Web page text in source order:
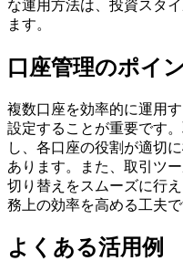
な運用方法は、投資スタ
ます。
口座管理のポイ
複数口座を効率的に運用
設定することが重要です
し、各口座の役割が適切
あります。また、取引ツ
切り替えをスムーズに行
務上の効率を高める工夫で
よくある活用例